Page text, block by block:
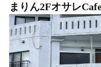
まりん2Fオサレ